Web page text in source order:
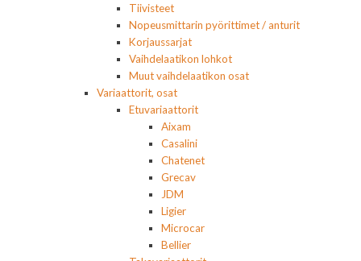
Tiivisteet
Nopeusmittarin pyörittimet / anturit
Korjaussarjat
Vaihdelaatikon lohkot
Muut vaihdelaatikon osat
Variaattorit, osat
Etuvariaattorit
Aixam
Casalini
Chatenet
Grecav
JDM
Ligier
Microcar
Bellier